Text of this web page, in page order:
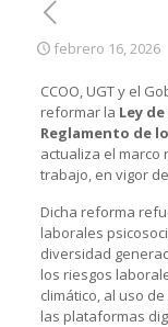
febrero 16, 2026
CCOO, UGT y el
reformar la Ley
Reglamento de
actualiza el marco
trabajo, en vigor
Dicha reforma
laborales
diversidad
los riesgos
climático, al uso
las plataformas